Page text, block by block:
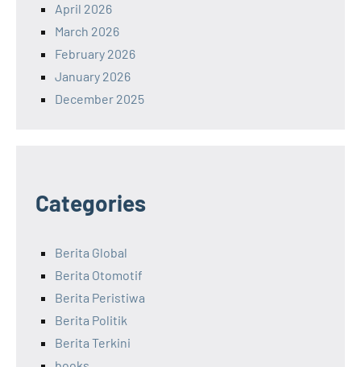
April 2026
March 2026
February 2026
January 2026
December 2025
Categories
Berita Global
Berita Otomotif
Berita Peristiwa
Berita Politik
Berita Terkini